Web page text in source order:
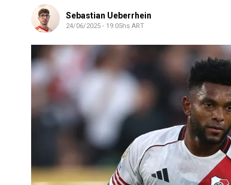
Sebastian Ueberrhein
24/06/2025 - 19:05hs ART